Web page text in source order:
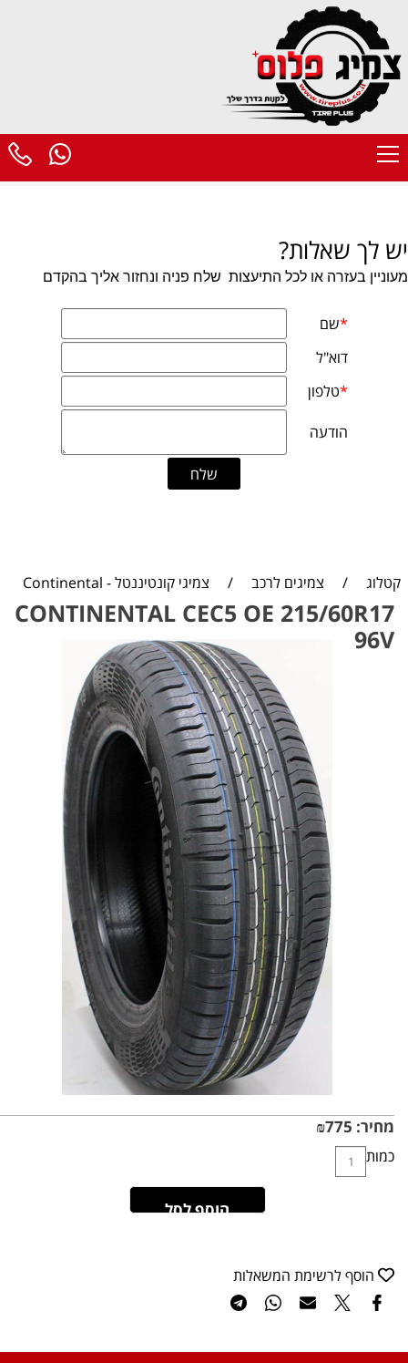
יש לך שאלות?
מעוניין בעזרה או לכל התיעצות שלח פניה ונחזור אליך בהקדם
קטלוג / צמיגים לרכב / צמיגי קונטיננטל - Continental
CONTINENTAL CEC5 OE 215/60R17
96V
מחיר: ₪775
כמות
הוסף לסל
הוסף לרשימת המשאלות